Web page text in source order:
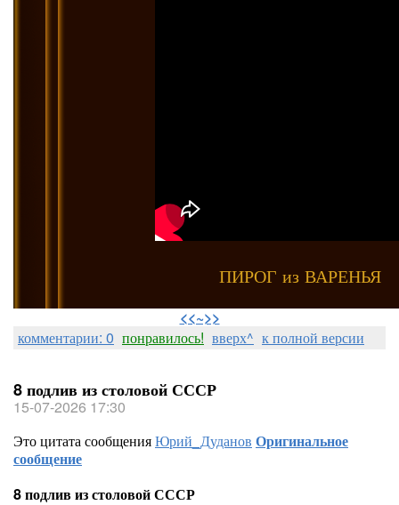
ПИРОГ из ВАРЕНЬЯ
<<~>>
комментарии: 0 понравилось! вверх^ к полной версии
8 подлив из столовой СССР
15-07-2026 17:30
Это цитата сообщенияЮрий_Дуданов Оригинальное
сообщение
8 подлив из столовой СССР